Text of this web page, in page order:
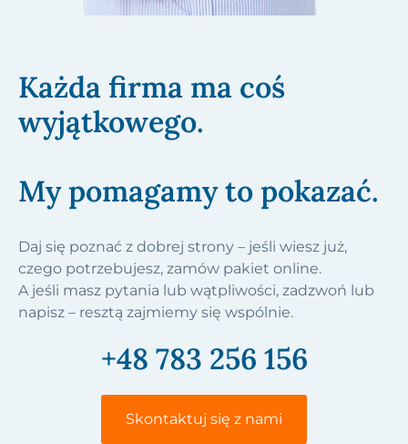
Każda firma ma coś
wyjątkowego.
My pomagamy to pokazać.
Daj się poznać z dobrej strony – jeśli wiesz już,
czego potrzebujesz, zamów pakiet online.
A jeśli masz pytania lub wątpliwości, zadzwoń lub
napisz – resztą zajmiemy się wspólnie.
+48 783 256 156
Skontaktuj się z nami